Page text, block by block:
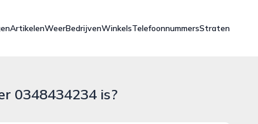
ArtikelenWeerBedrijvenWinkelsTelefoonnummersStraten
0348434234 is?